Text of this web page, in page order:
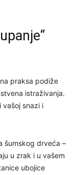
praksa podiže
istraživanja.
vašoj snazi i
šumskog drveća –
u zrak i u vašem
ubojice